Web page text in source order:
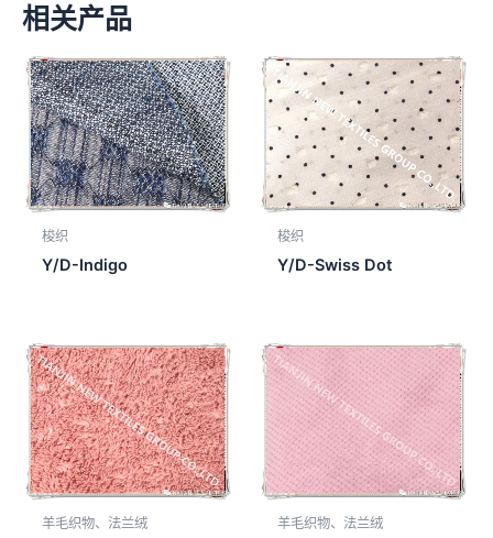
相关产品
梭织
Y/D-Indigo
梭织
Y/D-Swiss Dot
羊毛织物、法兰绒 羊毛织物、法兰绒